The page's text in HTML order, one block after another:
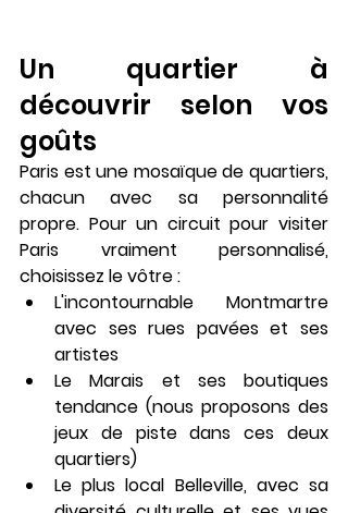
Un quartier à
découvrir selon vos
goûts
Paris est une mosaïque de quartiers,
chacun avec sa personnalité
propre. Pour un circuit pour visiter
Paris vraiment personnalisé,
choisissez le vôtre :
L'incontournable Montmartre
avec ses rues pavées et ses
artistes
Le Marais et ses boutiques
tendance (nous proposons des
jeux de piste dans ces deux
quartiers)
Le plus local Belleville, avec sa